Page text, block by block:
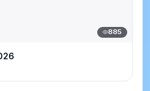
885